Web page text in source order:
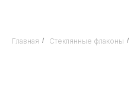
Главная / Стеклянные флаконы /